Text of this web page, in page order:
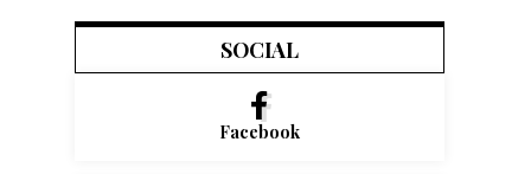
SOCIAL
Facebook